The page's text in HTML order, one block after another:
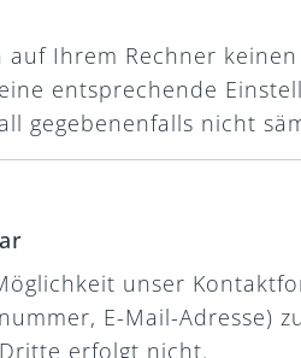
auf Ihrem Rechner
entsprechende
gegebenenfalls nicht
unser
E-Mail-Adresse)
erfolgt nicht.